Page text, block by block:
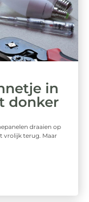
in
donker
draaien op
vrolijk terug. Maar